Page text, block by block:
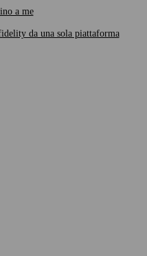
a me
da una sola piattaforma